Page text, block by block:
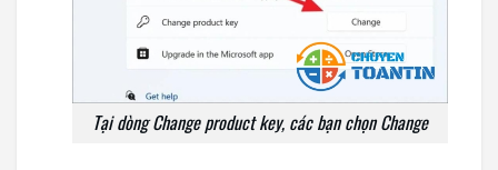
Tại dòng Change product key, các bạn chọn Change